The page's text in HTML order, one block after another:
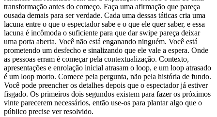
transformação antes do começo. Faça uma afirmação que pareça
ousada demais para ser verdade. Cada uma dessas táticas cria uma
lacuna entre o que o espectador sabe e o que ele quer saber, e essa
lacuna é incômoda o suficiente para que dar swipe pareça deixar
uma porta aberta. Você não está enganando ninguém. Você está
prometendo um desfecho e sinalizando que ele vale a espera. Onde
as pessoas erram é começar pela contextualização. Contexto,
apresentações e enrolação inicial atrasam o loop, e um loop atrasado
é um loop morto. Comece pela pergunta, não pela história de fundo.
Você pode preencher os detalhes depois que o espectador já estiver
fisgado. Os primeiros dois segundos existem para fazer os próximos
vinte parecerem necessários, então use-os para plantar algo que o
público precise ver resolvido.